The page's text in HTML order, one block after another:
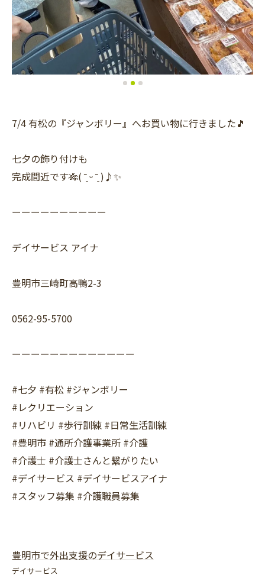
7/4 有松の『ジャンボリー』へお買い物に行きました🎵
七夕の飾り付けも
完成間近です🎋( ˘͈ ᵕ ˘͈ )♪✨
ーーーーーーーーーー
デイサービス アイナ
豊明市三崎町高鴨2-3
0562-95-5700
ーーーーーーーーーーーーー
#七夕 #有松 #ジャンボリー
#レクリエーション
#リハビリ #歩行訓練 #日常生活訓練
#豊明市 #通所介護事業所 #介護
#介護士 #介護士さんと繋がりたい
#デイサービス #デイサービスアイナ
#スタッフ募集 #介護職員募集
豊明市で外出支援のデイサービス
デイサービス